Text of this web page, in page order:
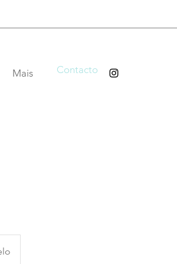
Mais Contacto